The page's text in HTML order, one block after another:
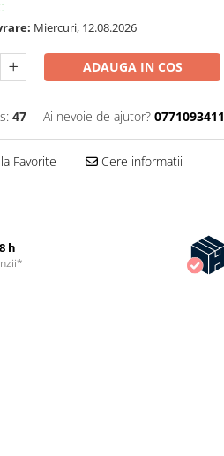
Miercuri, 12.08.2026
ADAUGA IN COS
47 Ai nevoie de ajutor? 0771093411
Favorite Cere informatii
h